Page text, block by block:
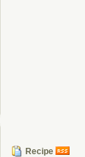
Recipe